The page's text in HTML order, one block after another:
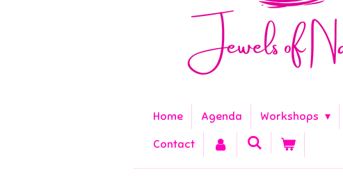
Home Agenda Workshops
Contact